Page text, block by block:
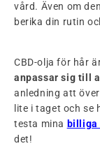
vård. Även om
berika din rutin
CBD-olja för hår
anpassar sig till
anledning att
lite i taget och se
testa mina billiga
det!